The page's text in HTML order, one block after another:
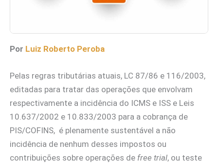
Por Luiz Roberto Peroba
Pelas regras tributárias atuais, LC 87/86 e 116/2003,
editadas para tratar das operações que envolvam
respectivamente a incidência do ICMS e ISS e Leis
10.637/2002 e 10.833/2003 para a cobrança de
PIS/COFINS, é plenamente sustentável a não
incidência de nenhum desses impostos ou
contribuições sobre operações de free trial, ou teste